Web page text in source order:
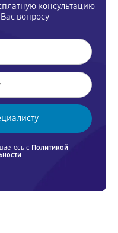
консультацию
вопросу
с Политикой